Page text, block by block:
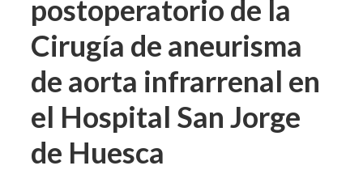
postoperatorio de la
Cirugía de aneurisma
de aorta infrarrenal en
el Hospital San Jorge
de Huesca